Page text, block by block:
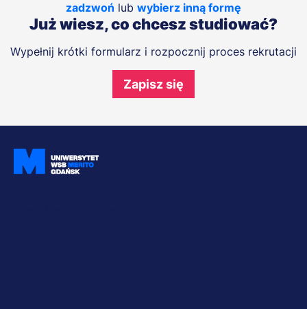
zadzwoń lub wybierz inną formę
Już wiesz, co chcesz studiować?
Wypełnij krótki formularz i rozpocznij proces rekrutacji
Zapisz się